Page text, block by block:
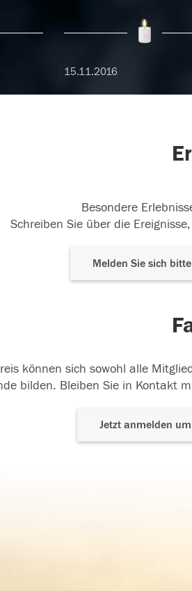
15.11.2016
Besondere
Schreiben Sie über die
Melden Sie sich
können sich sowohl alle
bilden. Bleiben Sie in Kontakt
Jetzt anmelden